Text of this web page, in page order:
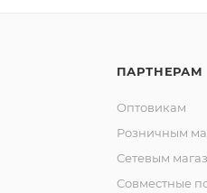
ПАРТНЕРАМ
Оптовикам
Розничным
Сетевым
Совместные